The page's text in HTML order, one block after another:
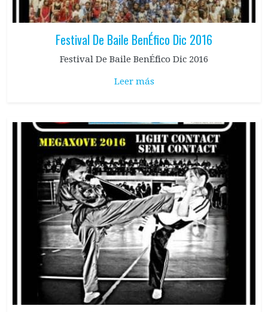
Festival De Baile BenÉfico Dic 2016
Festival De Baile BenÉfico Dic 2016
Leer más